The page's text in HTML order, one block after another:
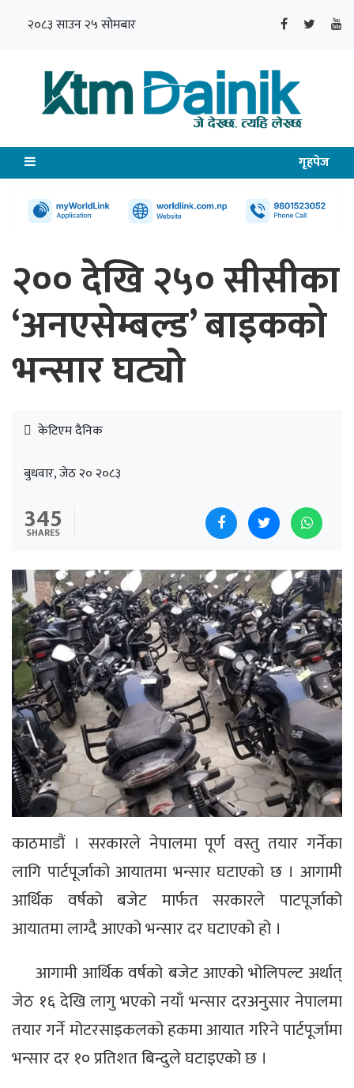
२०८३ साउन २५ सोमबार
गृहपेज
२०० देखि २५० सीसीका
‘अनएसेम्बल्ड’ बाइकको
भन्सार घट्यो
केटिएम दैनिक
बुधवार, जेठ २० २०८३
345
SHARES
काठमाडौं । सरकारले नेपालमा पूर्ण वस्तु तयार गर्नेका
लागि पार्टपूर्जाको आयातमा भन्सार घटाएको छ । आगामी
आर्थिक वर्षको बजेट मार्फत सरकारले पाटपूर्जाको
आयातमा लाग्दै आएको भन्सार दर घटाएको हो ।
आगामी आर्थिक वर्षको बजेट आएको भोलिपल्ट अर्थात्
जेठ १६ देखि लागु भएको नयाँ भन्सार दरअनुसार नेपालमा
तयार गर्ने मोटरसाइकलको हकमा आयात गरिने पार्टपूर्जामा
भन्सार दर १० प्रतिशत बिन्दुले घटाइएको छ ।